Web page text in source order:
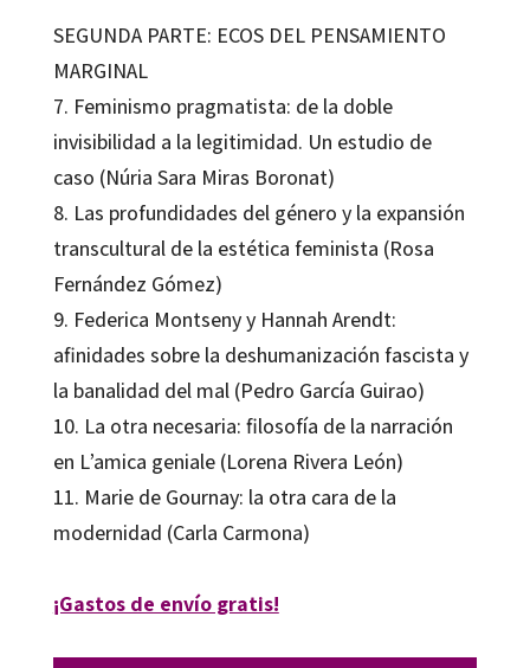
SEGUNDA PARTE: ECOS DEL PENSAMIENTO
MARGINAL
7. Feminismo pragmatista: de la doble
invisibilidad a la legitimidad. Un estudio de
caso (Núria Sara Miras Boronat)
8. Las profundidades del género y la expansión
transcultural de la estética feminista (Rosa
Fernández Gómez)
9. Federica Montseny y Hannah Arendt:
afinidades sobre la deshumanización fascista y
la banalidad del mal (Pedro García Guirao)
10. La otra necesaria: filosofía de la narración
en L’amica geniale (Lorena Rivera León)
11. Marie de Gournay: la otra cara de la
modernidad (Carla Carmona)
¡Gastos de envío gratis!